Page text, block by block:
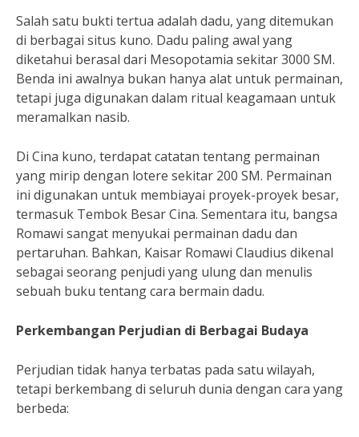
Salah satu bukti tertua adalah dadu, yang ditemukan
di berbagai situs kuno. Dadu paling awal yang
diketahui berasal dari Mesopotamia sekitar 3000 SM.
Benda ini awalnya bukan hanya alat untuk permainan,
tetapi juga digunakan dalam ritual keagamaan untuk
meramalkan nasib.
Di Cina kuno, terdapat catatan tentang permainan
yang mirip dengan lotere sekitar 200 SM. Permainan
ini digunakan untuk membiayai proyek-proyek besar,
termasuk Tembok Besar Cina. Sementara itu, bangsa
Romawi sangat menyukai permainan dadu dan
pertaruhan. Bahkan, Kaisar Romawi Claudius dikenal
sebagai seorang penjudi yang ulung dan menulis
sebuah buku tentang cara bermain dadu.
Perkembangan Perjudian di Berbagai Budaya
Perjudian tidak hanya terbatas pada satu wilayah,
tetapi berkembang di seluruh dunia dengan cara yang
berbeda: